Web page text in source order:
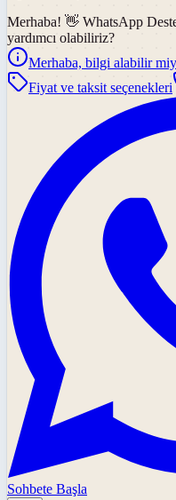
Merhaba! 👋 WhatsApp
yardımcı olabiliriz?
Merhaba, bilgi alabilir
Fiyat ve taksit seçenekleri
Sohbete Başla